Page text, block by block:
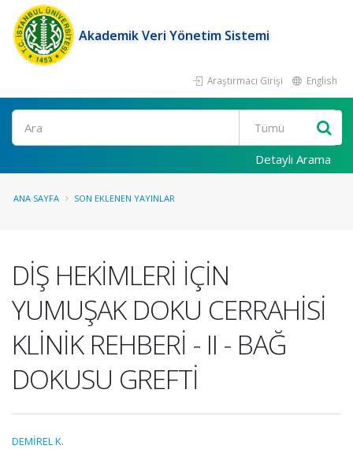
Akademik Veri Yönetim Sistemi
Araştırmacı Girişi English
Ara
Detaylı Arama
ANA SAYFA SON EKLENEN YAYINLAR
DİŞ HEKİMLERİ İÇİN
YUMUŞAK DOKU CERRAHİSİ
KLİNİK REHBERİ - II - BAĞ
DOKUSU GREFTİ
DEMİREL K.